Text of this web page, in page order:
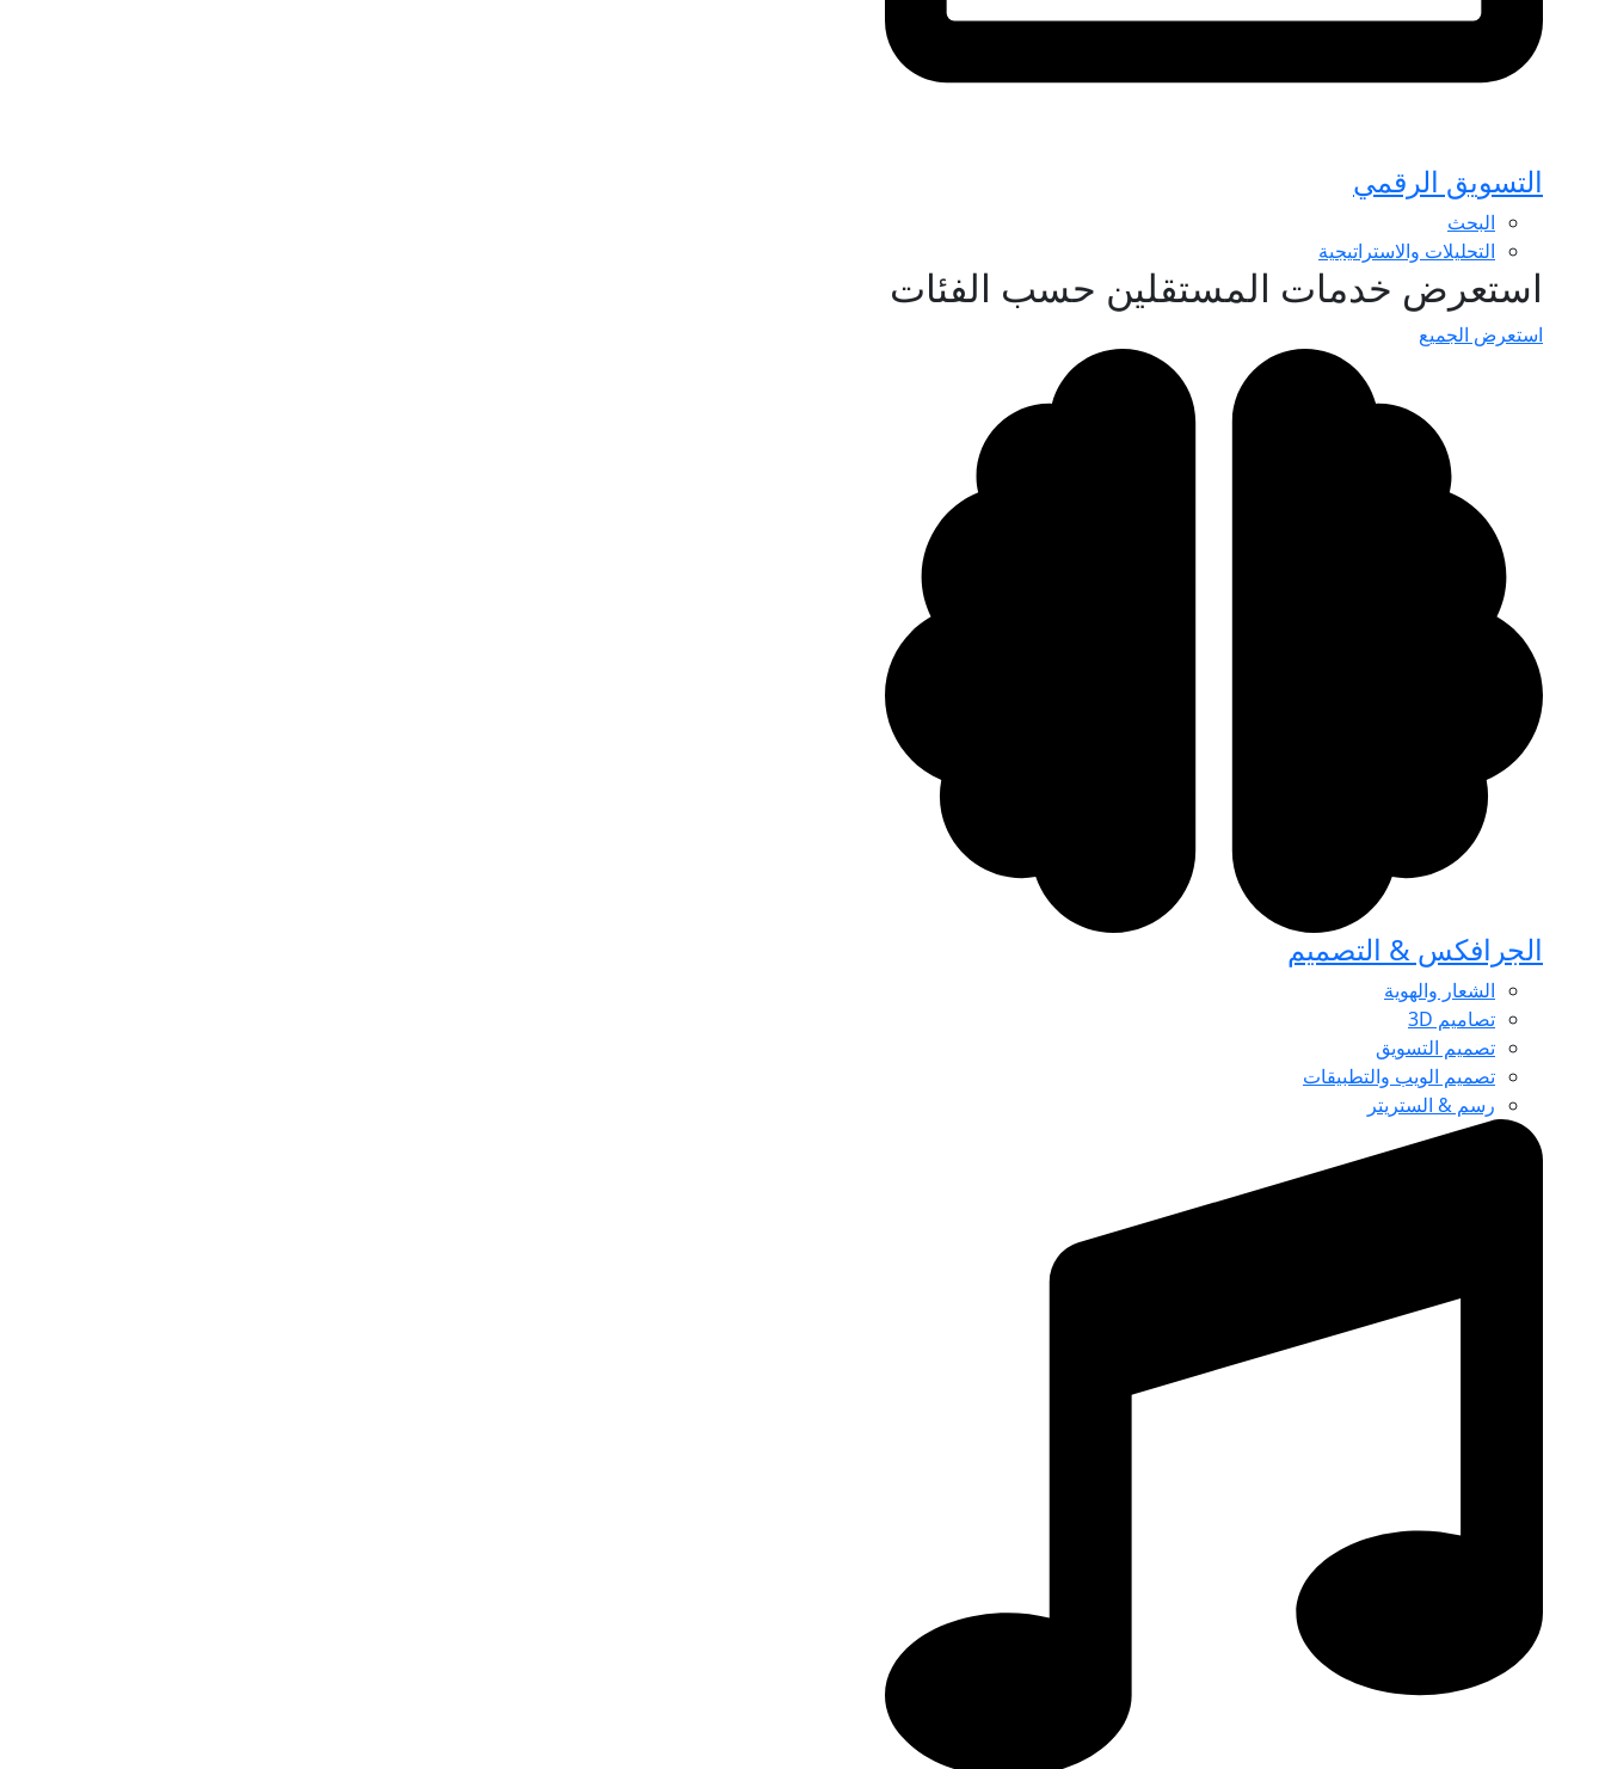
التسويق الرقمي
البحث
التحليلات والاستراتيجية
استعرض خدمات المستقلين حسب الفئات
استعرض الجميع
الجرافكس & التصميم
الشعار والهوية
تصاميم 3D
تصميم التسويق
تصميم الويب والتطبيقات
رسم & الستريتر